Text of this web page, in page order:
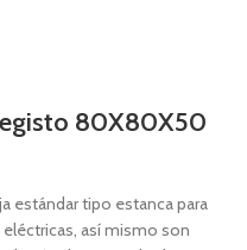
80X80X50
estándar tipo estanca para
así mismo son